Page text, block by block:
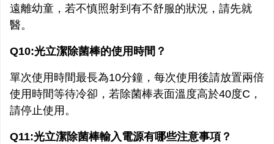
遠離幼童，若不慎照射到有不舒服的狀況，請先就
醫。
Q10:光立潔除菌棒的使用時間？
單次使用時間最長為10分鐘，每次使用後請放置兩倍
使用時間等待冷卻，若除菌棒表面溫度高於40度C，
請停止使用。
Q11:光立潔除菌棒輸入電源有哪些注意事項？